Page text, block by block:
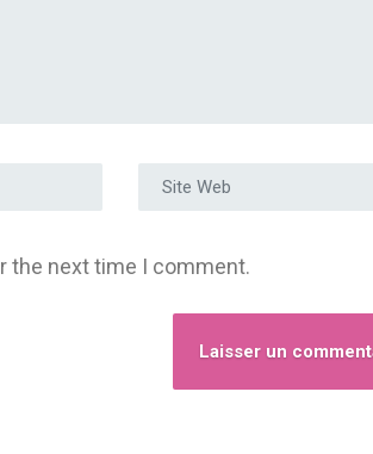
Site Web
the next time I comment.